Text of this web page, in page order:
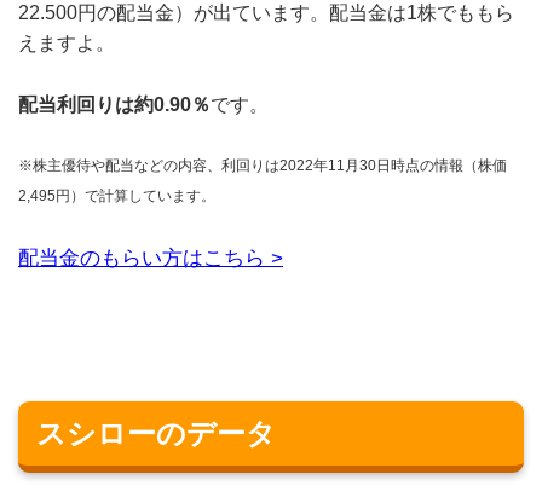
22.500円の配当金）が出ています。配当金は1株でももら
えますよ。
配当利回りは約0.90％です。
※株主優待や配当などの内容、利回りは2022年11月30日時点の情報（株価
2,495円）で計算しています。
配当金のもらい方はこちら >
スシローのデータ